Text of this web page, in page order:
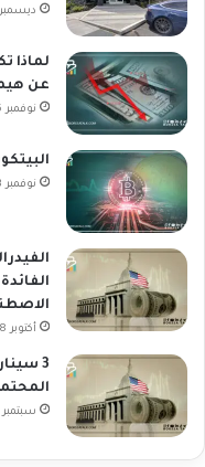
ديسمبر 29, 2025
لماذا
عن
نوفمبر 26, 2025
البيتكوين
نوفمبر 13, 2025
أكتوبر 28, 2025
3
سبتمبر 16, 2025